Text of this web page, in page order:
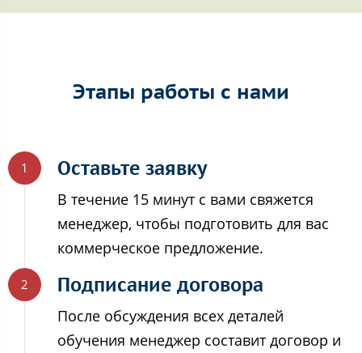
Этапы работы с нами
Оставьте заявку
В течение 15 минут с вами свяжется
менеджер, чтобы подготовить для вас
коммерческое предложение.
Подписание договора
После обсуждения всех деталей
обучения менеджер составит договор и